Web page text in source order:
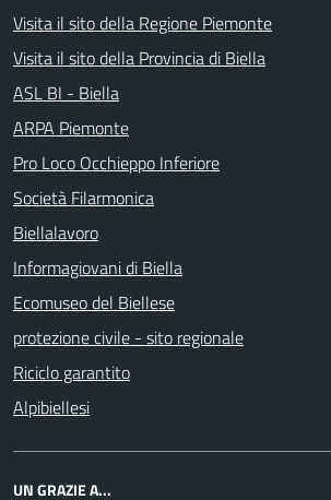
Visita il sito della Regione Piemonte
Visita il sito della Provincia di Biella
ASL BI - Biella
ARPA Piemonte
Pro Loco Occhieppo Inferiore
Società Filarmonica
Biellalavoro
Informagiovani di Biella
Ecomuseo del Biellese
protezione civile - sito regionale
Riciclo garantito
Alpibiellesi
UN GRAZIE A...